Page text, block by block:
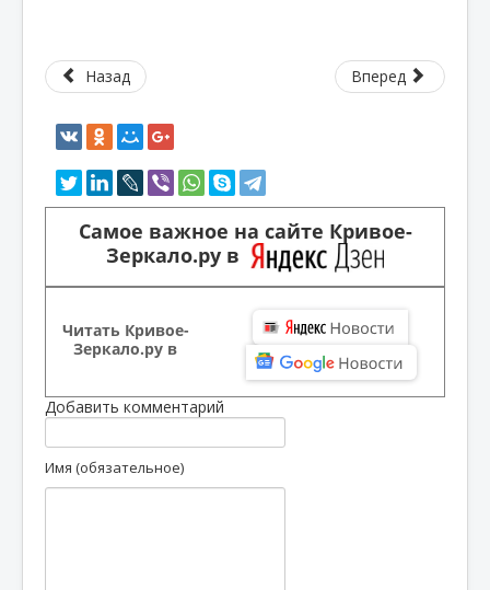
Назад Вперед
Самое важное на сайте Кривое-
Зеркало.ру в
Читать Кривое-
Зеркало.ру в
Добавить комментарий
Имя (обязательное)